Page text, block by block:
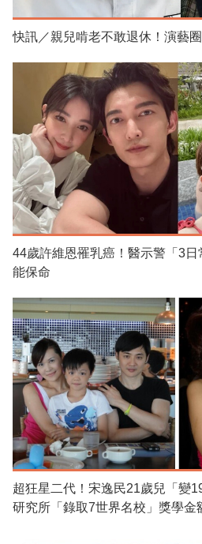
快訊／親兒啃老不敢退休！演藝
44歲許維恩罹乳癌！醫示警「3
能保命
超狂星二代！宋逸民21歲兒「變
研究所「錄取7世界名校」獎學金